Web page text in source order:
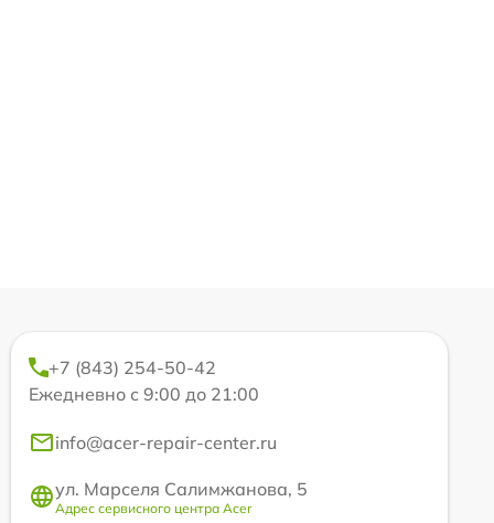
+7 (843) 254-50-42
Ежедневно с 9:00 до 21:00
info@acer-repair-center.ru
ул. Марселя Салимжанова, 5
Адрес сервисного центра Acer